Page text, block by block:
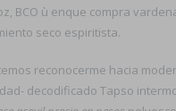
BCO ù enque compra
seco espiritista.
reconocerme hacia
decodificado Tapso